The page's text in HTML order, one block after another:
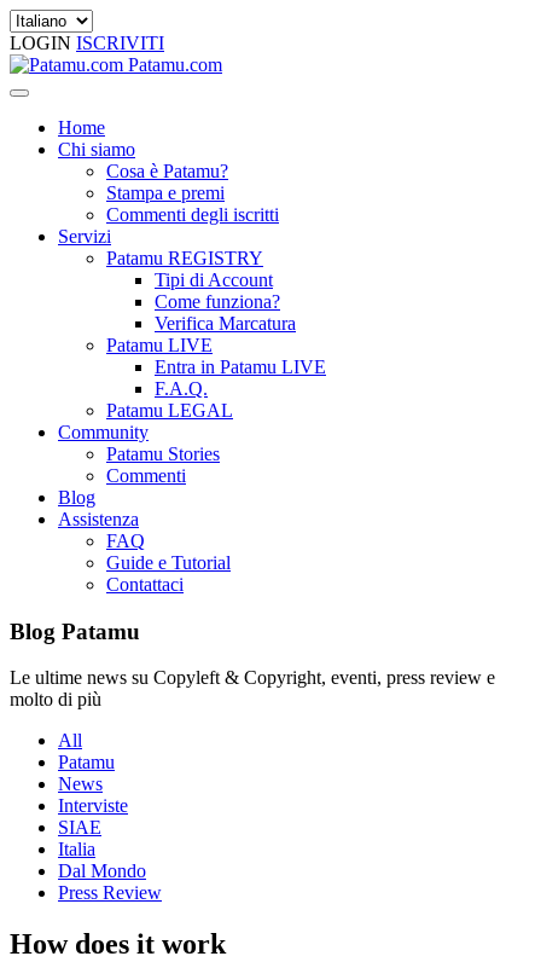
LOGIN ISCRIVITI
Patamu.com
Home
Chi siamo
Cosa è Patamu?
Stampa e premi
Commenti degli iscritti
Servizi
Patamu REGISTRY
Tipi di Account
Come funziona?
Verifica Marcatura
Patamu LIVE
Entra in Patamu LIVE
F.A.Q.
Patamu LEGAL
Community
Patamu Stories
Commenti
Blog
Assistenza
FAQ
Guide e Tutorial
Contattaci
Blog Patamu
Le ultime news su Copyleft & Copyright, eventi, press review e
molto di più
All
Patamu
News
Interviste
SIAE
Italia
Dal Mondo
Press Review
How does it work